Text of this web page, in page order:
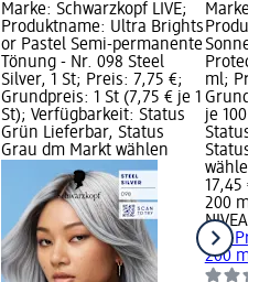
Marke: Schwarzkopf LIVE;
Produktname: Ultra Brights
or Pastel Semi-permanente
Tönung - Nr. 098 Steel
Silver, 1 St; Preis: 7,75 €;
Grundpreis: 1 St (7,75 € je 1
St); Verfügbarkeit: Status
Grün Lieferbar, Status
Grau dm Markt wählen
Marke:
Protect
ml;
je 100
Status
Status
wählen
17,45 €
200 ml
NIVEA
Dry
200 ml